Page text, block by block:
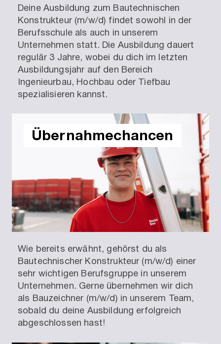
Deine Ausbildung zum Bautechnischen
Konstrukteur (m/w/d) findet sowohl in der
Berufsschule als auch in unserem
Unternehmen statt. Die Ausbildung dauert
regulär 3 Jahre, wobei du dich im letzten
Ausbildungsjahr auf den Bereich
Ingenieurbau, Hochbau oder Tiefbau
spezialisieren kannst.
Übernahme­chancen
Wie bereits erwähnt, gehörst du als
Bautechnischer Konstrukteur (m/w/d) einer
sehr wichtigen Berufsgruppe in unserem
Unternehmen. Gerne übernehmen wir dich
als Bauzeichner (m/w/d) in unserem Team,
sobald du deine Ausbildung erfolgreich
abgeschlossen hast!